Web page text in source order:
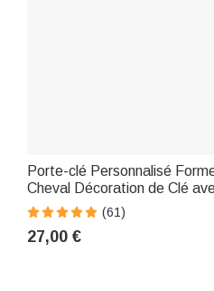
Porte-clé Personnalisé
Cheval Décoration de Clé
Mémorial Cadeaux
Fermier Amoureux des
(61)
27,00 €